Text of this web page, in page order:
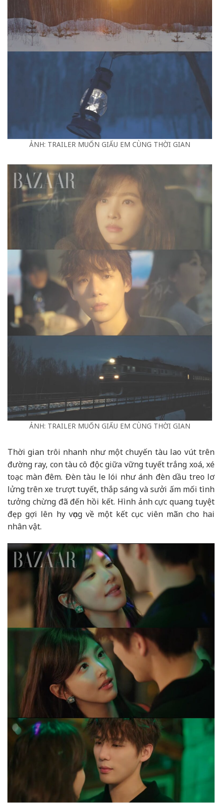
ẢNH: TRAILER MUỐN GIẤU EM CÙNG THỜI GIAN
ẢNH: TRAILER MUỐN GIẤU EM CÙNG THỜI GIAN
Thời gian trôi nhanh như một chuyến tàu lao vút trên
đường ray, con tàu cô độc giữa vững tuyết trắng xoá, xé
toạc màn đêm. Đèn tàu le lói như ánh đèn dầu treo lơ
lửng trên xe trượt tuyết, thắp sáng và sưởi ấm mối tình
tưởng chừng đã đến hồi kết. Hình ảnh cực quang tuyệt
đẹp gợi lên hy vọng về một kết cục viên mãn cho hai
nhân vật.